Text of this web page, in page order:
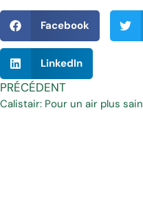
Facebook
LinkedIn
PRÉCÉDENT
Calistair: Pour un air plus sain